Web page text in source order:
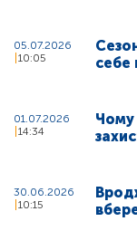
05.07.2026
10:05
себе
01.07.2026
14:34
Чому
30.06.2026
10:15